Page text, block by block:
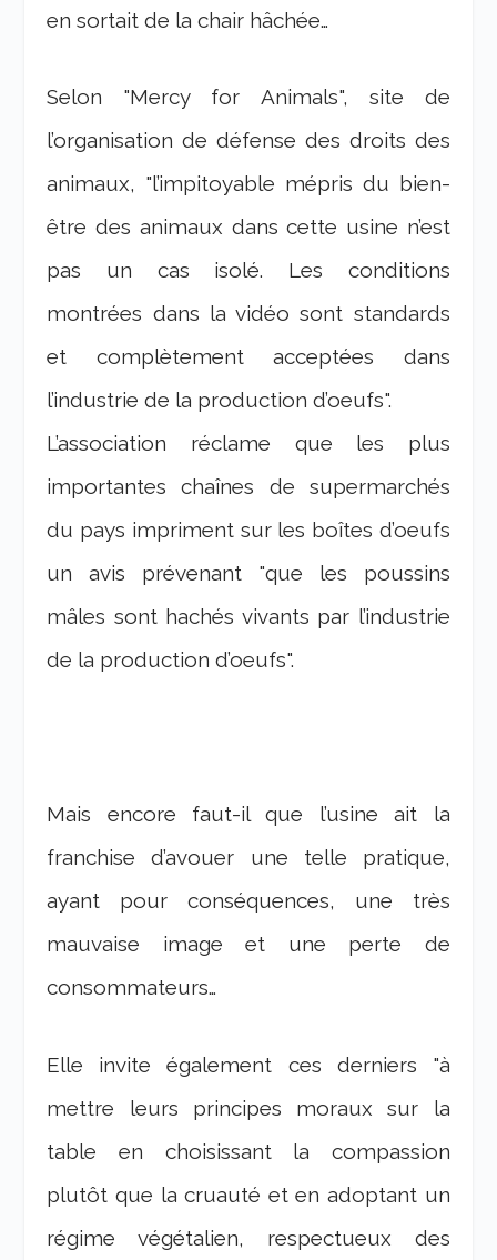
en sortait de la chair hâchée…
Selon "Mercy for Animals", site de
l’organisation de défense des droits des
animaux, "l’impitoyable mépris du bien-
être des animaux dans cette usine n’est
pas un cas isolé. Les conditions
montrées dans la vidéo sont standards
et complètement acceptées dans
l’industrie de la production d’oeufs".
L’association réclame que les plus
importantes chaînes de supermarchés
du pays impriment sur les boîtes d’oeufs
un avis prévenant "que les poussins
mâles sont hachés vivants par l’industrie
de la production d’oeufs".
Mais encore faut-il que l’usine ait la
franchise d’avouer une telle pratique,
ayant pour conséquences, une très
mauvaise image et une perte de
consommateurs…
Elle invite également ces derniers "à
mettre leurs principes moraux sur la
table en choisissant la compassion
plutôt que la cruauté et en adoptant un
régime végétalien, respectueux des